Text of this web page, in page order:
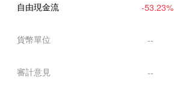
自由現金流 -53.23%
貨幣單位 --
審計意見 --